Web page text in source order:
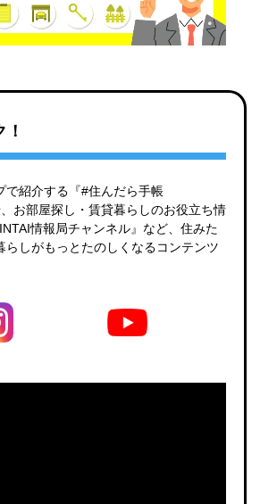
で紹介する『#住んだら手帳
、お部屋探し・賃貸暮らしのお役立ち情
情報局チャンネル』など、住みた
らしがもっとたのしくなるコンテンツ